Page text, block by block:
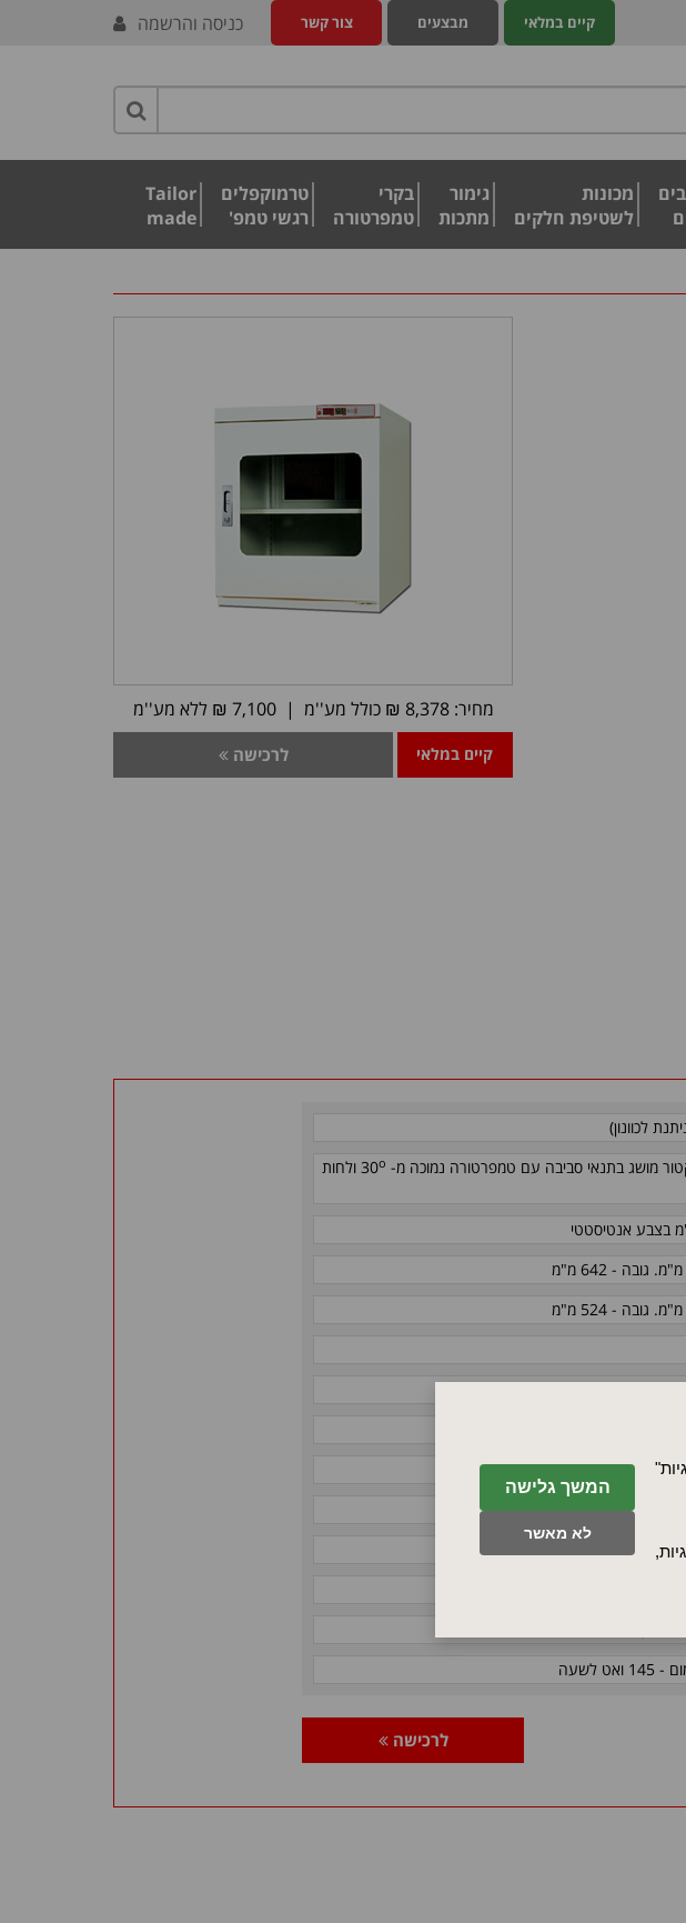
המשך גלישה
לא מאשר
צור קשר מבצעים קיים במלאי כניסה והרשמה
מכונות
לשטיפת חלקים
גימור
מתכות
בקרי
טמפרטורה
טרמוקפלים
רגשי טמפ'
Tailor
made
מחיר: 8,378 ₪ כולל מע''מ | 7,100 ₪ ללא מע''מ
לרכישה קיים במלאי
מושג בתנאי סביבה עם טמפרטורה נמוכה מ- 30 o
ולחות
לאטימה מלאה ובזכוכית מחוסמת.
לרכישה